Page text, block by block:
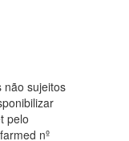
não sujeitos
pelo
nº